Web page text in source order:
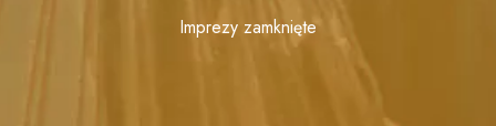
Imprezy zamknięte